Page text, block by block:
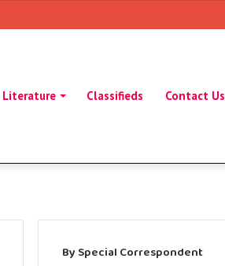
Literature Classifieds Contact Us
By Special Correspondent